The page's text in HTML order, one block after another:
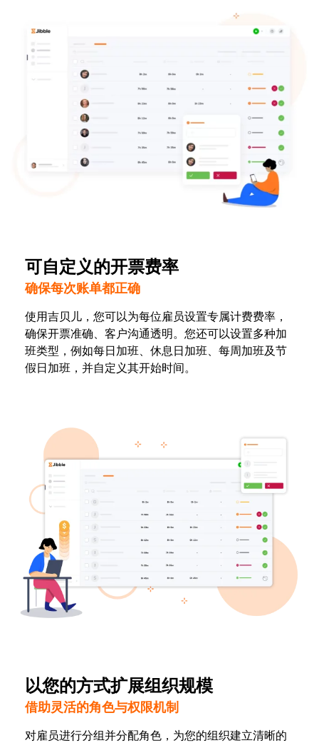
可自定义的开票费率
确保每次账单都正确
使用吉贝儿，您可以为每位雇员设置专属计费费率，
确保开票准确、客户沟通透明。您还可以设置多种加
班类型，例如每日加班、休息日加班、每周加班及节
假日加班，并自定义其开始时间。
以您的方式扩展组织规模
借助灵活的角色与权限机制
对雇员进行分组并分配角色，为您的组织建立清晰的